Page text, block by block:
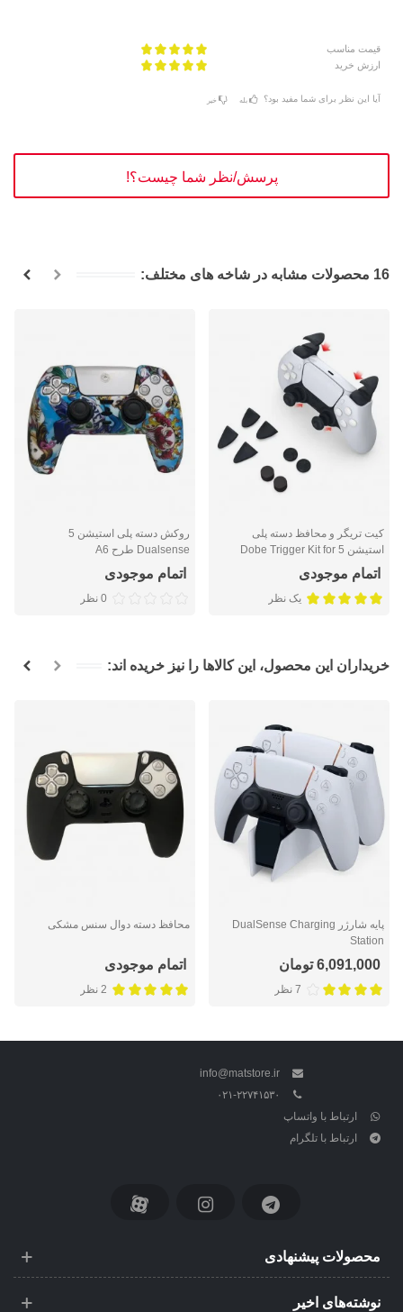
قیمت مناسب
ارزش خرید
آیا این نظر برای شما مفید بود؟ بله خیر
پرسش/نظر شما چیست؟!
16 محصولات مشابه در شاخه های مختلف:
کیت تریگر و محافظ دسته پلی
استیشن 5 Dobe Trigger Kit for
Dualsense
اتمام موجودی
یک نظر
روکش دسته پلی استیشن 5
Dualsense طرح A6
اتمام موجودی
0 نظر
خریداران این محصول، این کالاها را نیز خریده اند:
پایه شارژر DualSense Charging
Station
6,091,000 تومان
7 نظر
محافظ دسته دوال سنس مشکی
اتمام موجودی
2 نظر
info@matstore.ir
۰۲۱-۲۲۷۴۱۵۳۰
ارتباط با واتساپ
ارتباط با تلگرام
محصولات پیشنهادی
نوشته‌های اخیر